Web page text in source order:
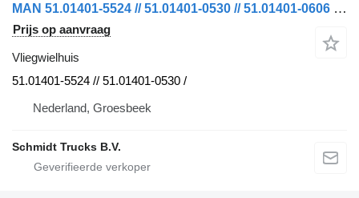
MAN 51.01401-5524 // 51.01401-0530 // 51.01401-0606 VLIEGWIELHUIS TG voor vrachtwagen
Prijs op aanvraag
Vliegwielhuis
51.01401-5524 // 51.01401-0530 /
Nederland, Groesbeek
Schmidt Trucks B.V.